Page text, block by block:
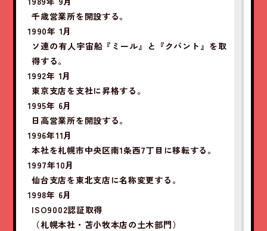
千歳営業所を開設する。
1990年 1月
ソ連の有人宇宙船『ミール』と『クバント』を取
得する。
1992年 1月
東京支店を支社に昇格する。
1995年 6月
日高営業所を開設する。
1996年11月
本社を札幌市中央区南1条西7丁目に移転する。
1997年10月
仙台支店を東北支店に名称変更する。
1998年 6月
ISO9002認証取得
（札幌本社・苫小牧本店の土木部門）